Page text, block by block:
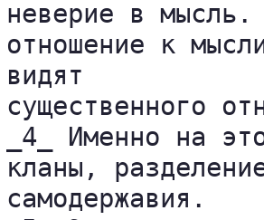
неверие в мысль.
отношение к
видят
существенного
_4_ Именно на
кланы,
самодержавия.